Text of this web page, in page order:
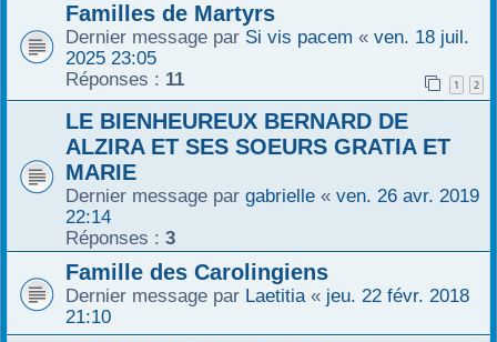
Familles de Martyrs
Dernier message par Si vis pacem « ven. 18 juil.
2025 23:05
Réponses : 11 1 2
LE BIENHEUREUX BERNARD DE
ALZIRA ET SES SOEURS GRATIA ET
MARIE
Dernier message par gabrielle « ven. 26 avr. 2019
22:14
Réponses : 3
Famille des Carolingiens
Dernier message par Laetitia « jeu. 22 févr. 2018
21:10